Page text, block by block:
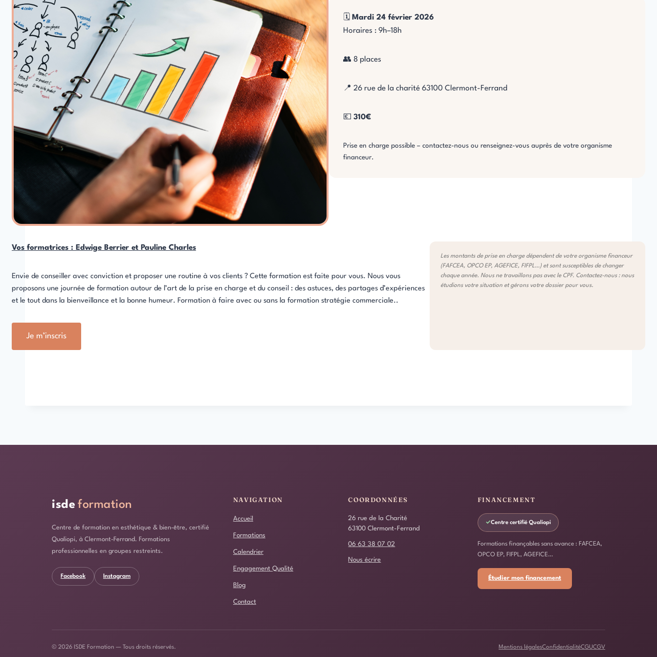
🗓️ Mardi 24 février 2026
Horaires : 9h–18h
👥 8 places
📍 26 rue de la charité 63100 Clermont-Ferrand
💶 310€
Prise en charge possible – contactez-nous ou renseignez-vous auprès de votre organisme
financeur.
Vos formatrices : Edwige Berrier et Pauline Charles
Envie de conseiller avec conviction et proposer une routine à vos clients ? Cette formation est faite pour vous. Nous vous
proposons une journée de formation autour de l’art de la prise en charge et du conseil : des astuces, des partages d’expériences
et le tout dans la bienveillance et la bonne humeur. Formation à faire avec ou sans la formation stratégie commerciale..
Je m’inscris
Les montants de prise en charge dépendent de votre organisme financeur
(FAFCEA, OPCO EP, AGEFICE, FIFPL…) et sont susceptibles de changer
chaque année. Nous ne travaillons pas avec le CPF. Contactez-nous : nous
étudions votre situation et gérons votre dossier pour vous.
isde formation
Centre de formation en esthétique & bien-être, certifié
Qualiopi, à Clermont-Ferrand. Formations
professionnelles en groupes restreints.
Facebook Instagram
NAVIGATION
Accueil
Formations
Calendrier
Engagement Qualité
Blog
Contact
COORDONNÉES
26 rue de la Charité
63100 Clermont-Ferrand
06 63 38 07 02
Nous écrire
FINANCEMENT
✓Centre certifié Qualiopi
Formations finançables sans avance : FAFCEA,
OPCO EP, FIFPL, AGEFICE…
Étudier mon financement
© 2026 ISDE Formation — Tous droits réservés. Mentions légalesConfidentialitéCGUCGV